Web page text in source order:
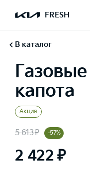
FRESH
В каталог
капота
Акция
5 613 ₽ -57%
2 422 ₽